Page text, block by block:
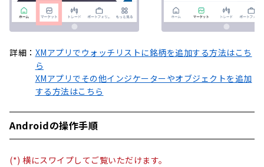
詳細： XMアプリでウォッチリストに銘柄を追加する方法はこち
ら
XMアプリでその他インジケーターやオブジェクトを追加
する方法はこちら
Androidの操作手順
(*) 横にスワイプしてご覧いただけます。